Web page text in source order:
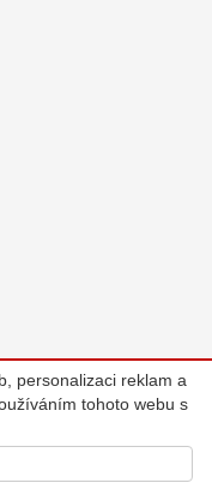
personalizaci reklam a
tohoto webu s